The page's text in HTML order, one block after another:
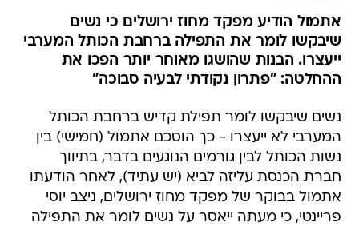
אתמול הודיע מפקד מחוז ירושלים כי נשים
שיבקשו לומר את התפילה ברחבת הכותל המערבי
ייעצרו. הבנות שהושגו מאוחר יותר הפכו את
ההחלטה: "פתרון נקודתי לבעיה סבוכה"
נשים שיבקשו לומר תפילת קדיש ברחבת הכותל
המערבי לא ייעצרו - כך הוסכם אתמול (חמישי) בין
נשות הכותל לבין גורמים הנוגעים בדבר, בתיווך
חברת הכנסת עליזה לביא (יש עתיד), לאחר הודעתו
אתמול בבוקר של מפקד מחוז ירושלים, ניצב יוסי
פריינטי, כי מעתה ייאסר על נשים לומר את התפילה